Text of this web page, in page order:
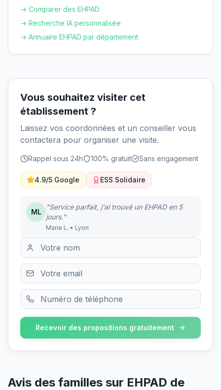
→ Comparer des EHPAD
→ Recherche IA personnalisée
→ Annuaire EHPAD par département
Vous souhaitez visiter cet
établissement ?
Laissez vos coordonnées et un conseiller vous
contactera pour organiser une visite.
Rappel sous 24h 100% gratuit Sans engagement
4.9/5 Google ESS Solidaire
ML
"Service parfait, j'ai trouvé un EHPAD en 5
jours."
Marie L. • Lyon
Recevoir des propositions gratuitement
Avis des familles sur EHPAD de